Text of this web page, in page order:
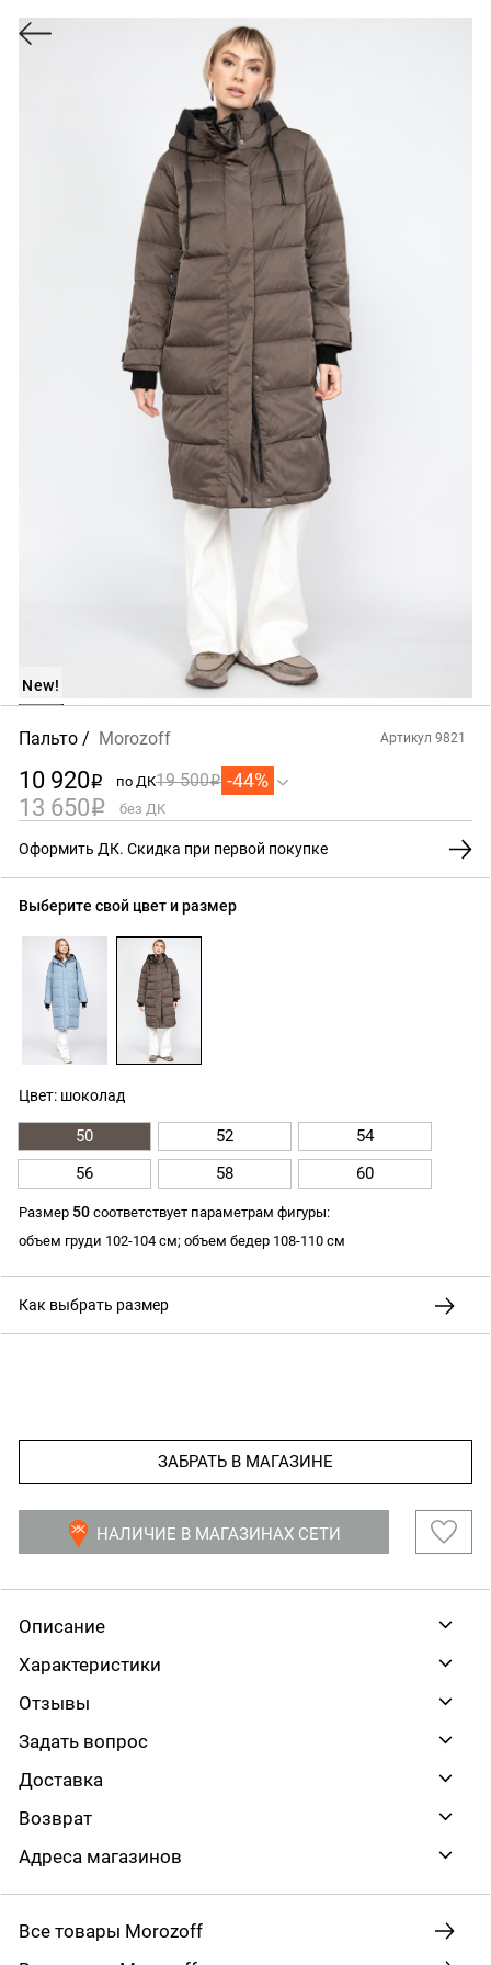
New!
Пальто Morozoff Артикул 9821
10 920i по ДК19 500i -44%
13 650i без ДК
Оформить ДК. Скидка при первой покупке
Выберите свой цвет и размер
Цвет: шоколад
50 52
54
56
58 60
Размер 50 соответствует параметрам фигуры:
объем груди 102-104 см; объем бедер 108-110 см
Как выбрать размер
ЗАБРАТЬ В МАГАЗИНЕ
НАЛИЧИЕ В МАГАЗИНАХ СЕТИ
Описание
Характеристики
Отзывы
Задать вопрос
Доставка
Возврат
Адреса магазинов
Все товары Morozoff